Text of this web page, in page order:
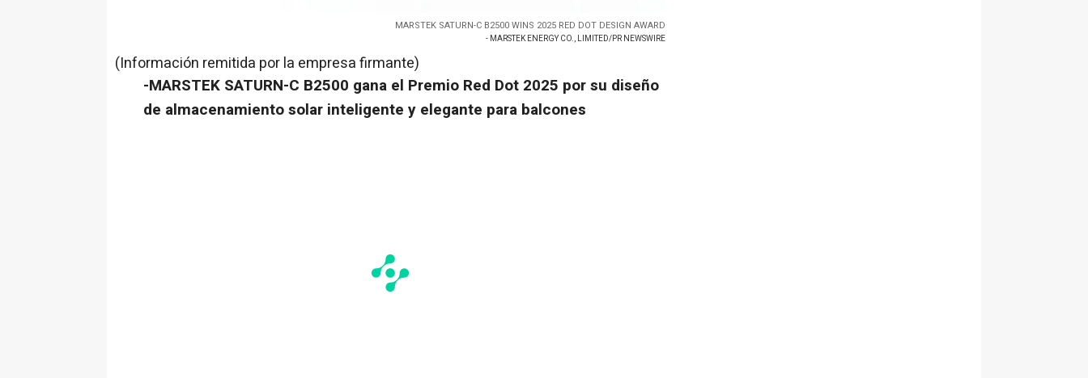
MARSTEK SATURN-C B2500 WINS 2025 RED DOT DESIGN AWARD
- MARSTEK ENERGY CO., LIMITED/PR NEWSWIRE
(Información remitida por la empresa firmante)
-MARSTEK SATURN-C B2500 gana el Premio Red Dot 2025 por su diseño
de almacenamiento solar inteligente y elegante para balcones